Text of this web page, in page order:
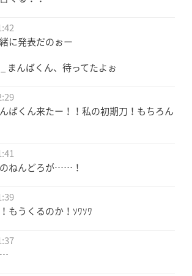
に発表だのぉー
まんばくん、待ってたよぉ
ばくん来たー！！私の初期刀！もちろん
ねんどろが……！
もうくるのか！ｿﾜｿﾜ
…